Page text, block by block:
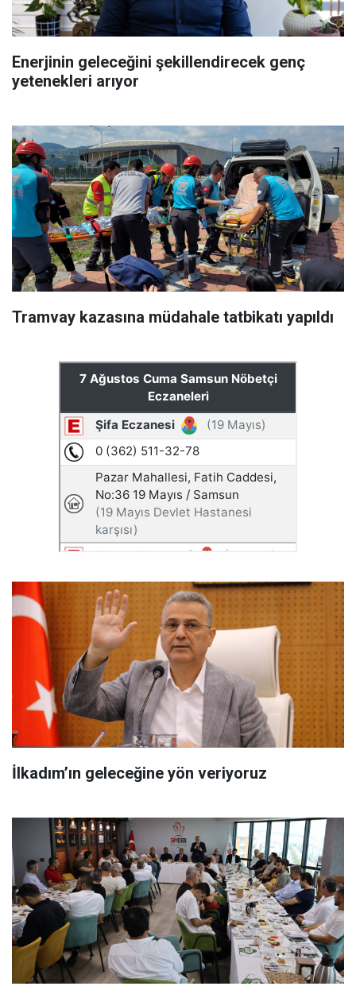
Enerjinin geleceğini şekillendirecek genç
yetenekleri arıyor
Tramvay kazasına müdahale tatbikatı yapıldı
İlkadım’ın geleceğine yön veriyoruz